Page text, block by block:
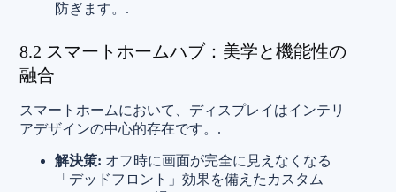
防ぎます。.
8.2 スマートホームハブ：美学と機能性の
融合
スマートホームにおいて、ディスプレイはインテリ
アデザインの中心的存在です。.
解決策: オフ時に画面が完全に見えなくなる
「デッドフロント」効果を備えたカスタム